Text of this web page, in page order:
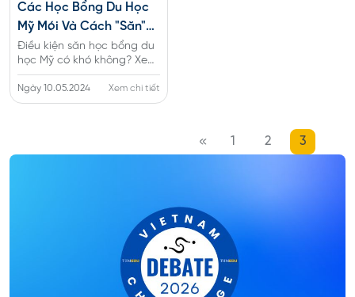
Các Học Bổng Du Học
Mỹ Mói Và Cách "săn"
Được Các Gói Giá Trị
Cao
Điều kiện săn học bổng du
học Mỹ có khó không? Xem
ngay danh sách các suất
học bổng du học Mỹ giá trị
cao năm 2025 và kinh
Ngày 10.05.2024 Xem chi tiết
1 2 3